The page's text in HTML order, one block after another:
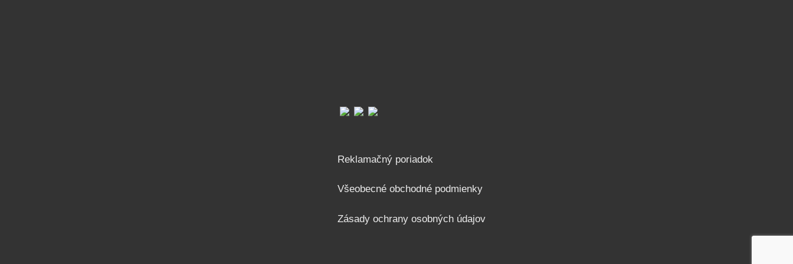
Reklamačný poriadok
Všeobecné obchodné podmienky
Zásady ochrany osobných údajov